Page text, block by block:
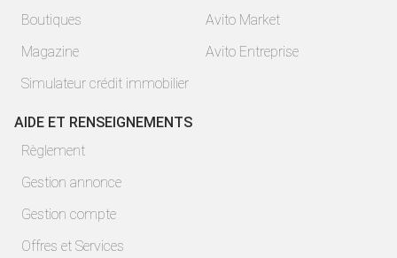
Boutiques
Magazine
Simulateur crédit immobilier
Avito Market
Avito Entreprise
AIDE ET RENSEIGNEMENTS
Règlement
Gestion annonce
Gestion compte
Offres et Services